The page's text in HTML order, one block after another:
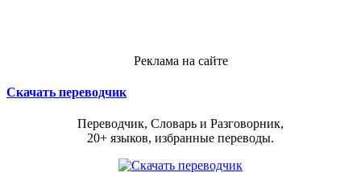
Реклама на сайте
Скачать переводчик
Переводчик, Словарь и Разговорник,
20+ языков, избранные переводы.